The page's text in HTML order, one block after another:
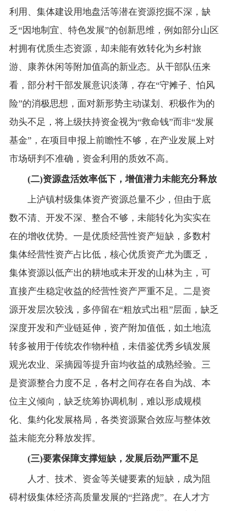
利用、集体建设用地盘活等潜在资源挖掘不深，缺
乏“因地制宜、特色发展”的创新思维，例如部分山区
村拥有优质生态资源，却未能有效转化为乡村旅
游、康养休闲等附加值高的新业态。从干部队伍来
看，部分村干部发展意识淡薄，存在“守摊子、怕风
险”的消极思想，面对新形势主动谋划、积极作为的
劲头不足，将上级扶持资金视为“救命钱”而非“发展
基金”，在项目申报上前瞻性不够，在产业发展上对
市场研判不准确，资金利用的质效不高。
(二)资源盘活效率低下，增值潜力未能充分释放
上泸镇村级集体资产资源总量不少，但由于底
数不清、开发不深、整合不够，未能转化为实实在
在的增收优势。一是优质经营性资产短缺，多数村
集体经营性资产占比低，核心优质资产尤为匮乏，
集体资源以低产出的耕地或未开发的山林为主，可
直接产生稳定收益的经营性资产严重不足。二是资
源开发层次较浅，多停留在“粗放式出租”层面，缺乏
深度开发和产业链延伸，资产附加值低，如土地流
转多被用于传统农作物种植，未借鉴优秀乡镇发展
观光农业、采摘园等提升亩均收益的成熟经验。三
是资源整合力度不足，各村之间存在各自为战、本
位主义倾向，缺乏统筹协调机制，难以形成规模
化、集约化发展格局，各类资源聚合效应与整体效
益未能充分释放发挥。
(三)要素保障支撑短缺，发展后劲严重不足
人才、技术、资金等关键要素的短缺，成为阻
碍村级集体经济高质量发展的“拦路虎”。在人才方